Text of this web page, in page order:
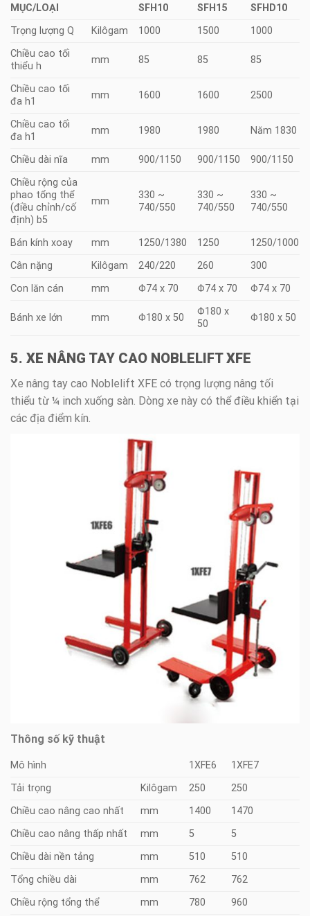
MỤC/LOẠI
SFH10 SFH15
SFHD10
Trọng lượng Q
Kilôgam 1000 1500
1000
Chiều cao tối
thiểu h
mm 85 85 85
Chiều cao tối
đa h1
mm 1600 1600 2500
Chiều cao tối
đa h1
mm 1980 1980 Năm 1830
Chiều dài nĩa mm 900/1150 900/1150
900/1150
Chiều rộng của
phao tổng thể
(điều chỉnh/cố
định) b5
mm
330 ~
740/550
330 ~
740/550
330 ~
740/550
Bán kính xoay mm 1250/1380 1250
1250/1000
Cân nặng
Kilôgam 240/220 260
300
Con lăn cán
mm Φ74 x 70 Φ74 x 70 Φ74 x 70
Bánh xe lớn mm Φ180 x 50
Φ180 x
50
Φ180 x 50
5. XE NÂNG TAY CAO NOBLELIFT XFE
Xe nâng tay cao Noblelift XFE có trọng lượng nâng tối
thiểu từ ¼ inch xuống sàn. Dòng xe này có thể điều khiển tại
các địa điểm kín.
Thông số kỹ thuật
Mô hình 1XFE6
1XFE7
Tải trọng
Kilôgam 250
250
Chiều cao nâng cao nhất
mm 1400
1470
Chiều cao nâng thấp nhất
mm 5
5
Chiều dài nền tảng
mm 510
510
Tổng chiều dài
mm 762
762
Chiều rộng tổng thể
mm 780 960